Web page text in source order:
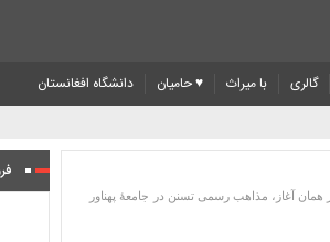
گالری با میراث ♥ حامیان
دانشگاه افغانستان
همان آغاز، مذاهب رسمی تسنن در جامعۀ پهناور